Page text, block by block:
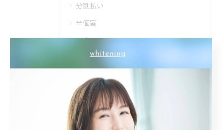
分割払い
半個室
学生
最近の投稿
Posts